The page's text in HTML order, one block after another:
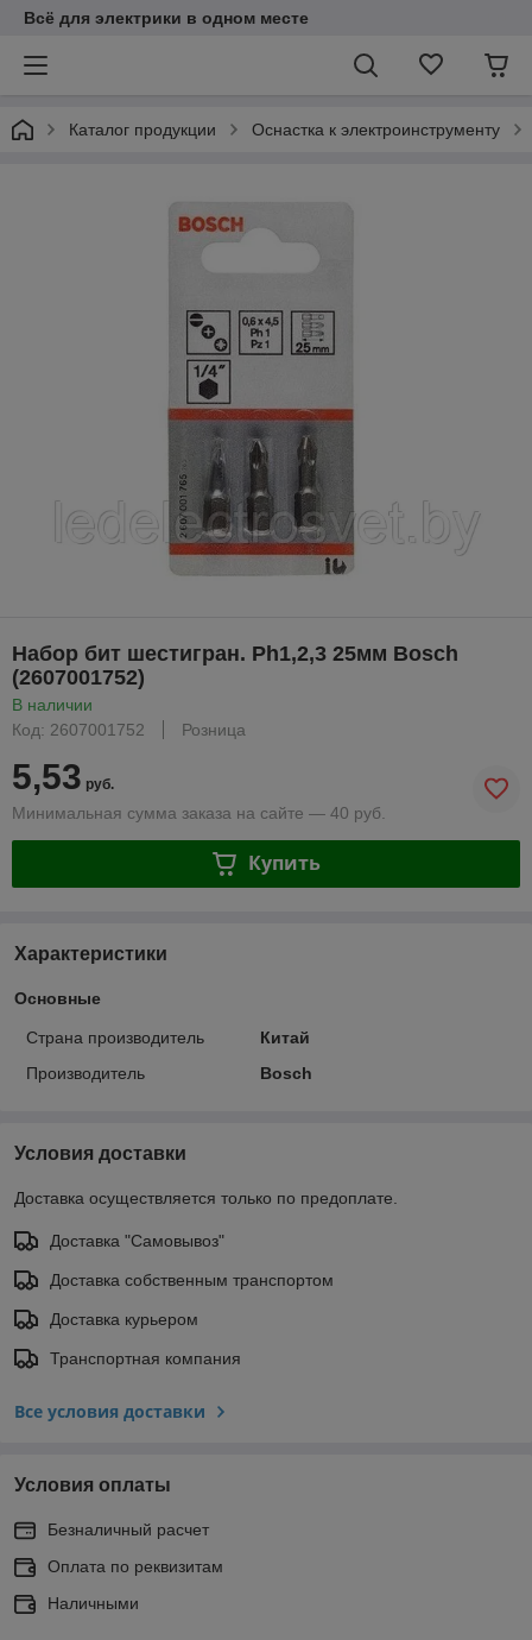
Всё для электрики в одном месте
Каталог продукции Оснастка к электроинструменту
Набор бит шестигран. Ph1,2,3 25мм Bosch
(2607001752)
В наличии
Код: 2607001752
Розница
5,53 руб.
Минимальная сумма заказа на сайте — 40 руб.
Купить
Характеристики
Основные
Страна производитель
Китай
Производитель
Bosch
Условия доставки
Доставка осуществляется только по предоплате.
Доставка "Самовывоз"
Доставка собственным транспортом
Доставка курьером
Транспортная компания
Все условия доставки
Условия оплаты
Безналичный расчет
Оплата по реквизитам
Наличными